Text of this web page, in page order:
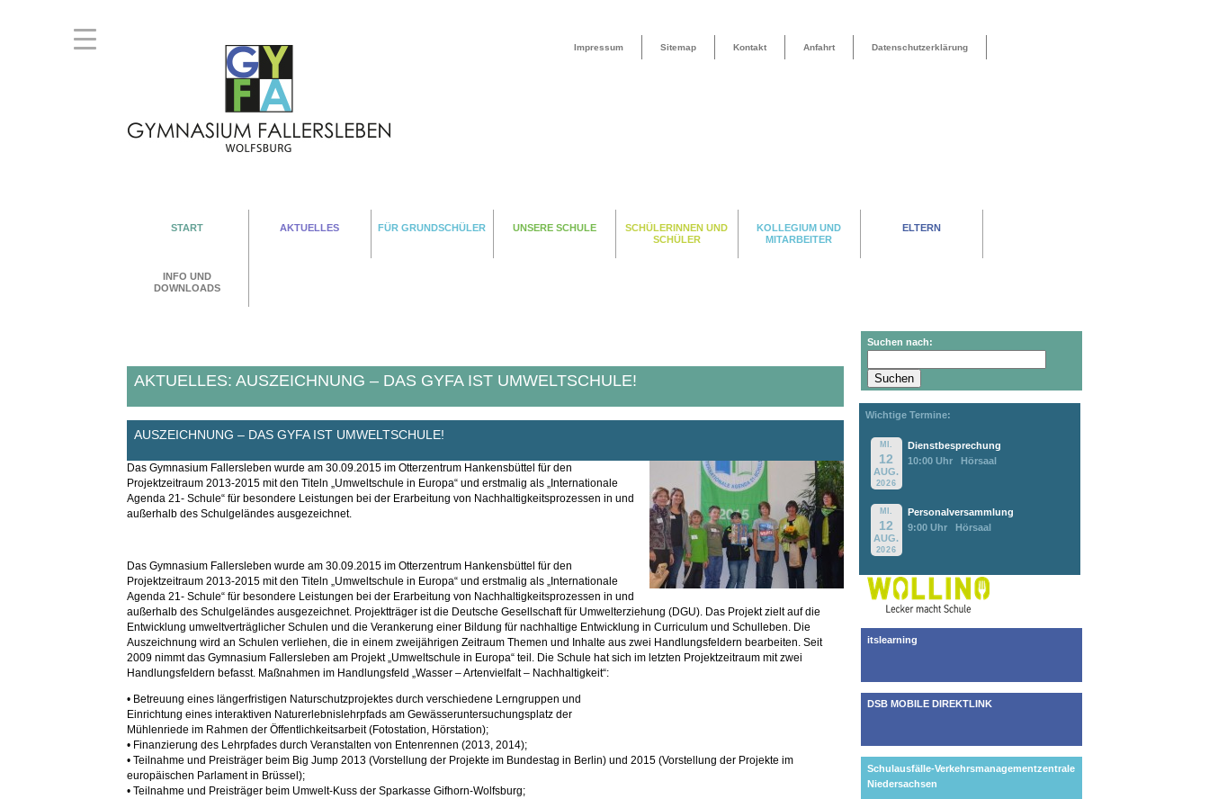
Datenschutzerklärung
Anfahrt
Kontakt
Sitemap
Impressum
START AKTUELLES FÜR GRUNDSCHÜLER UNSERE SCHULE
SCHÜLERINNEN UND
SCHÜLER
KOLLEGIUM UND
MITARBEITER
ELTERN
INFO UND
DOWNLOADS
AKTUELLES: AUSZEICHNUNG – DAS GYFA IST UMWELTSCHULE!
AUSZEICHNUNG – DAS GYFA IST UMWELTSCHULE!
Das Gymnasium Fallersleben wurde am 30.09.2015 im Otterzentrum Hankensbüttel für den
Projektzeitraum 2013-2015 mit den Titeln „Umweltschule in Europa“ und erstmalig als „Internationale
Agenda 21- Schule“ für besondere Leistungen bei der Erarbeitung von Nachhaltigkeitsprozessen in und
außerhalb des Schulgeländes ausgezeichnet.
Das Gymnasium Fallersleben wurde am 30.09.2015 im Otterzentrum Hankensbüttel für den
Projektzeitraum 2013-2015 mit den Titeln „Umweltschule in Europa“ und erstmalig als „Internationale
Agenda 21- Schule“ für besondere Leistungen bei der Erarbeitung von Nachhaltigkeitsprozessen in und
außerhalb des Schulgeländes ausgezeichnet. Projektträger ist die Deutsche Gesellschaft für Umwelterziehung (DGU). Das Projekt zielt auf die
Entwicklung umweltverträglicher Schulen und die Verankerung einer Bildung für nachhaltige Entwicklung in Curriculum und Schulleben. Die
Auszeichnung wird an Schulen verliehen, die in einem zweijährigen Zeitraum Themen und Inhalte aus zwei Handlungsfeldern bearbeiten. Seit
2009 nimmt das Gymnasium Fallersleben am Projekt „Umweltschule in Europa“ teil. Die Schule hat sich im letzten Projektzeitraum mit zwei
Handlungsfeldern befasst. Maßnahmen im Handlungsfeld „Wasser – Artenvielfalt – Nachhaltigkeit“:
• Betreuung eines längerfristigen Naturschutzprojektes durch verschiedene Lerngruppen und
Einrichtung eines interaktiven Naturerlebnislehrpfads am Gewässeruntersuchungsplatz der
Mühlenriede im Rahmen der Öffentlichkeitsarbeit (Fotostation, Hörstation);
• Finanzierung des Lehrpfades durch Veranstalten von Entenrennen (2013, 2014);
• Teilnahme und Preisträger beim Big Jump 2013 (Vorstellung der Projekte im Bundestag in Berlin) und 2015 (Vorstellung der Projekte im
europäischen Parlament in Brüssel);
• Teilnahme und Preisträger beim Umwelt-Kuss der Sparkasse Gifhorn-Wolfsburg;
Suchen nach:
Wichtige Termine:
MI.
12
AUG.
2026
Dienstbesprechung
10:00 Uhr
Hörsaal
MI.
12
AUG.
2026
Personalversammlung
9:00 Uhr
Hörsaal
itslearning
DSB MOBILE DIREKTLINK
Schulausfälle-Verkehrsmanagementzentrale
Niedersachsen